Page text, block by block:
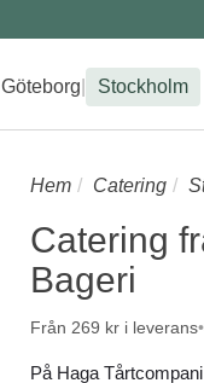
Göteborg Stockholm
Hem Catering
Catering
Bageri
Från 269 kr i leverans
På Haga